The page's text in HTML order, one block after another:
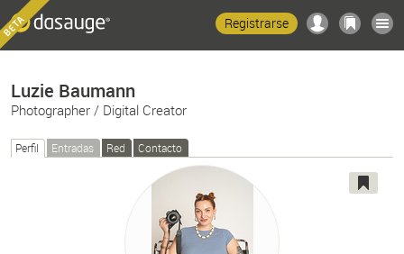
Registrarse
Luzie Baumann
Photographer / Digital Creator
Perfil Entradas Red Contacto